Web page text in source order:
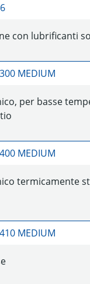
con lubrificanti
MEDIUM
per basse
MEDIUM
termicamente
MEDIUM